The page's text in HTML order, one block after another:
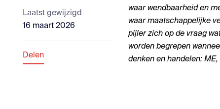
Laatst gewijzigd
16 maart 2026
Delen
waar wendbaarheid en
waar maatschappelijke
pijler zich op de vraag
worden begrepen
denken en handelen: ME,